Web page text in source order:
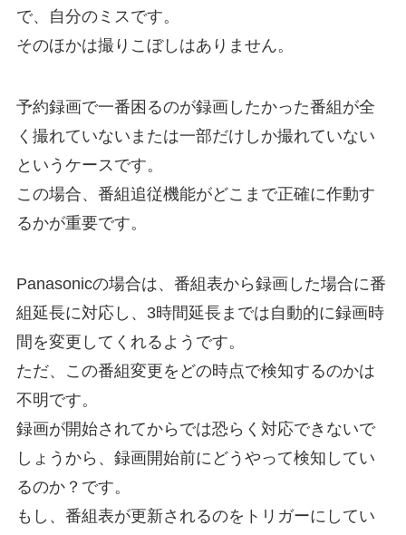
で、自分のミスです。
そのほかは撮りこぼしはありません。
予約録画で一番困るのが録画したかった番組が全
く撮れていないまたは一部だけしか撮れていない
というケースです。
この場合、番組追従機能がどこまで正確に作動す
るかが重要です。
Panasonicの場合は、番組表から録画した場合に番
組延長に対応し、3時間延長までは自動的に録画時
間を変更してくれるようです。
ただ、この番組変更をどの時点で検知するのかは
不明です。
録画が開始されてからでは恐らく対応できないで
しょうから、録画開始前にどうやって検知してい
るのか？です。
もし、番組表が更新されるのをトリガーにしてい